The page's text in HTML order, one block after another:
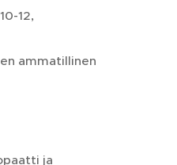
12,
ammatillinen
ja